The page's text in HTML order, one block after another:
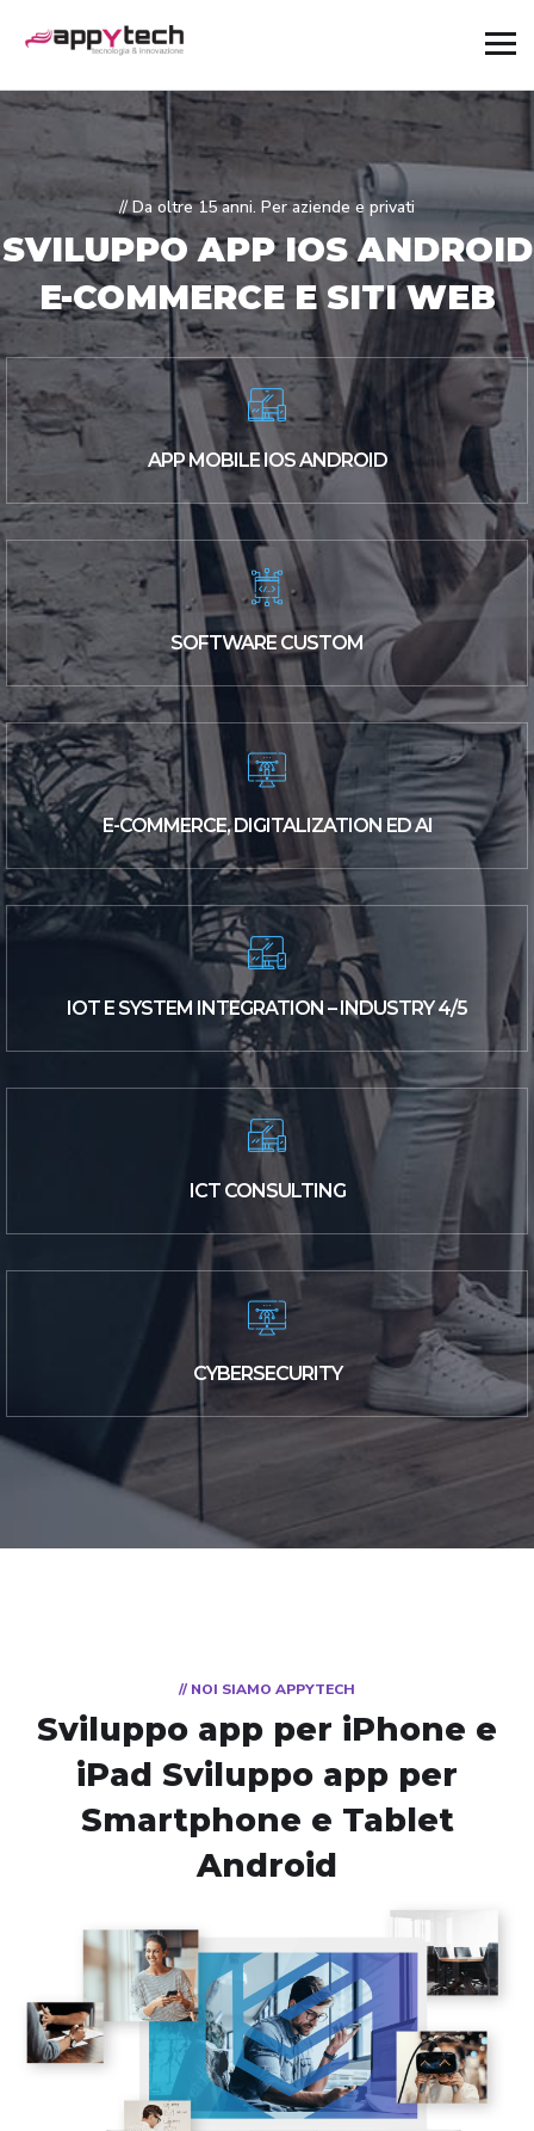
// Da oltre 15 anni. Per aziende e privati
SVILUPPO APP IOS ANDROID
E-COMMERCE E SITI WEB
APP MOBILE IOS ANDROID
SOFTWARE CUSTOM
E-COMMERCE, DIGITALIZATION ED AI
IOT E SYSTEM INTEGRATION – INDUSTRY 4/5
ICT CONSULTING
CYBERSECURITY
// NOI SIAMO APPYTECH
Sviluppo app per iPhone e
iPad Sviluppo app per
Smartphone e Tablet
Android